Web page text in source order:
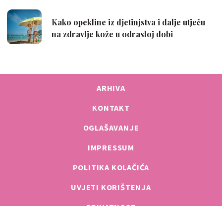
ARHIVA
KONTAKT
OGLAŠAVANJE
IMPRESSUM
POLITIKA KOLAČIĆA
UVJETI KORIŠTENJA